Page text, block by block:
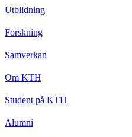
Utbildning
Forskning
Samverkan
Om KTH
Student på KTH
Alumni